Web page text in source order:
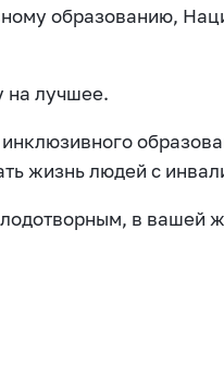
образованию,
на лучшее.
жизнь людей с
в вашей